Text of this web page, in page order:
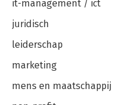
it-management / ict
juridisch
leiderschap
marketing
mens en maatschappij